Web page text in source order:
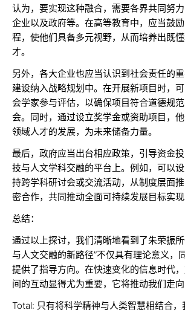
认为，要实现这种融合，需要各界共同努力
企业以及政府等。在高等教育中，应当鼓
程，使他们具备多元视野，从而培养出既
才。
另外，各大企业也应当认识到社会责任的
建设纳入战略规划中。在开展新项目时，
会学家参与评估，以确保项目符合道德规
会。同时，通过设立奖学金或资助项目，
领域人才的发展，为未来储备力量。
最后，政府应当出台相应政策，引导资金
技与人文学科交融的平台上。例如，可以
持跨学科研讨会或交流活动，从制度层面
密合作，共同推动全面可持续发展目标实现
总结：
通过以上探讨，我们清晰地看到了朱荣振
与人文交融的新路径”不仅具有理论意义，
提供了指导方向。在快速变化的信息时代
间的互动显得尤为重要，它将推动我们走向
Total: 只有将科学精神与人类智慧相结合